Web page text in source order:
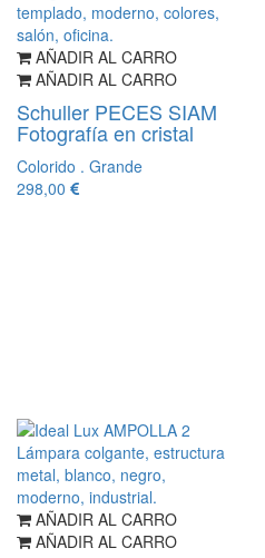
AÑADIR AL CARRO
AÑADIR AL CARRO
Schuller PECES SIAM
Fotografía en cristal
Colorido . Grande
298,00
AÑADIR AL CARRO
AÑADIR AL CARRO